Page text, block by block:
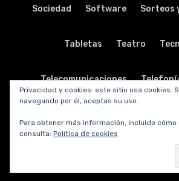
Sociedad Software Sorteos
Tabletas Teatro
Telecomunicaciones
Privacidad y cookies: este sitio usa cookies.
navegando por él, aceptas su uso.
Para obtener más información, incluido
consulta: Política de cookies